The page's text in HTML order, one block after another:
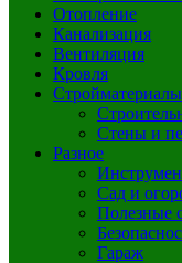
Отопление
Канализация
Вентиляция
Кровля
Стены и
Разное
Сад и
Полезные
Гараж